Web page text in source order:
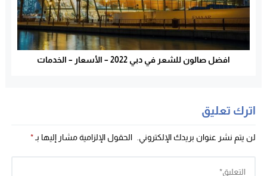
افضل صالون للشعر في دبي 2022 – الأسعار – الخدمات
اترك تعليق
لن يتم نشر عنوان بريدك الإلكتروني. الحقول الإلزامية مشار إليها بـ *